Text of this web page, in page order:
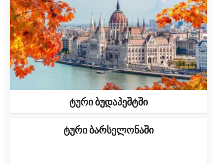
ტური ბუდაპეშტში
ტური ბარსელონაში